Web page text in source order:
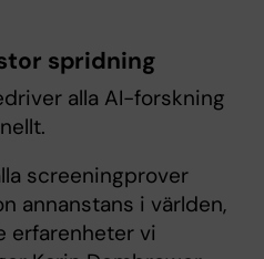
spridning
alla AI-forskning
screeningprover
annanstans i världen,
erfarenheter vi